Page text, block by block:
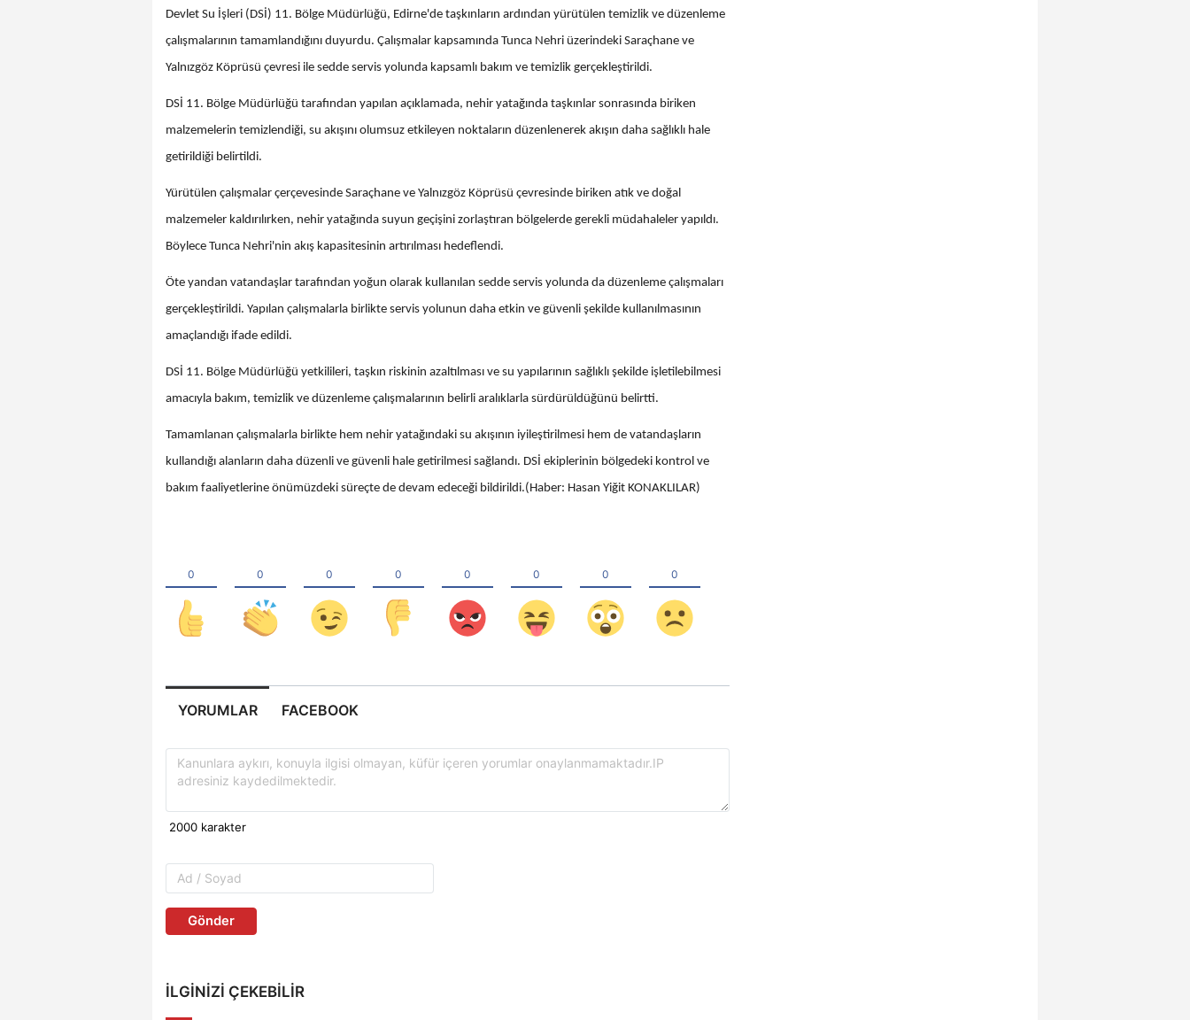
Devlet Su İşleri (DSİ) 11. Bölge Müdürlüğü, Edirne'de taşkınların ardından yürütülen temizlik ve düzenleme
çalışmalarının tamamlandığını duyurdu. Çalışmalar kapsamında Tunca Nehri üzerindeki Saraçhane ve
Yalnızgöz Köprüsü çevresi ile sedde servis yolunda kapsamlı bakım ve temizlik gerçekleştirildi.
DSİ 11. Bölge Müdürlüğü tarafından yapılan açıklamada, nehir yatağında taşkınlar sonrasında biriken
malzemelerin temizlendiği, su akışını olumsuz etkileyen noktaların düzenlenerek akışın daha sağlıklı hale
getirildiği belirtildi.
Yürütülen çalışmalar çerçevesinde Saraçhane ve Yalnızgöz Köprüsü çevresinde biriken atık ve doğal
malzemeler kaldırılırken, nehir yatağında suyun geçişini zorlaştıran bölgelerde gerekli müdahaleler yapıldı.
Böylece Tunca Nehri'nin akış kapasitesinin artırılması hedeflendi.
Öte yandan vatandaşlar tarafından yoğun olarak kullanılan sedde servis yolunda da düzenleme çalışmaları
gerçekleştirildi. Yapılan çalışmalarla birlikte servis yolunun daha etkin ve güvenli şekilde kullanılmasının
amaçlandığı ifade edildi.
DSİ 11. Bölge Müdürlüğü yetkilileri, taşkın riskinin azaltılması ve su yapılarının sağlıklı şekilde işletilebilmesi
amacıyla bakım, temizlik ve düzenleme çalışmalarının belirli aralıklarla sürdürüldüğünü belirtti.
Tamamlanan çalışmalarla birlikte hem nehir yatağındaki su akışının iyileştirilmesi hem de vatandaşların
kullandığı alanların daha düzenli ve güvenli hale getirilmesi sağlandı. DSİ ekiplerinin bölgedeki kontrol ve
bakım faaliyetlerine önümüzdeki süreçte de devam edeceği bildirildi.(Haber: Hasan Yiğit KONAKLILAR)
YORUMLAR FACEBOOK
Gönder
İLGINIZI ÇEKEBILIR